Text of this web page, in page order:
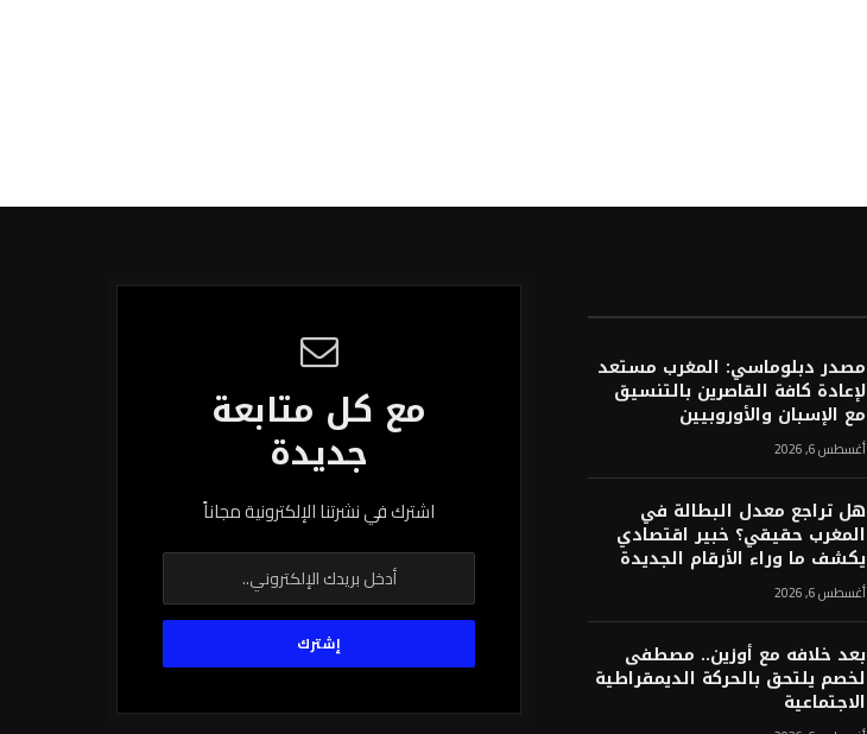
مصدر دبلوماسي: المغرب مستعد
لإعادة كافة القاصرين بالتنسيق
مع الإسبان والأوروبيين
أغسطس 6, 2026
هل تراجع معدل البطالة في
المغرب حقيقي؟ خبير اقتصادي
يكشف ما وراء الأرقام الجديدة
أغسطس 6, 2026
بعد خلافه مع أوزين.. مصطفى
لخصم يلتحق بالحركة الديمقراطية
الاجتماعية
مع كل متابعة
جديدة
اشترك في نشرتنا الإلكترونية مجاناً